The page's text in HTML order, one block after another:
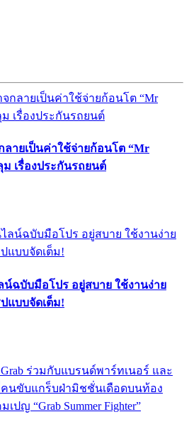
ลายเป็นค่าใช้จ่ายก้อนโต “Mr
เรื่องประกันรถยนต์
ฉบับมือโปร อยู่สบาย ใช้งานง่าย
แบบจัดเต็ม!